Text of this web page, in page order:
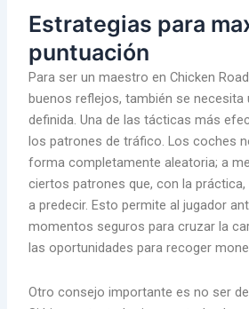
Estrategias para
puntuación
Para ser un maestro en Chicken
buenos reflejos, también se necesita
definida. Una de las tácticas más
los patrones de tráfico. Los coches
forma completamente aleatoria; a
ciertos patrones que, con la práctica,
a predecir. Esto permite al jugador
momentos seguros para cruzar la
las oportunidades para recoger
Otro consejo importante es no ser